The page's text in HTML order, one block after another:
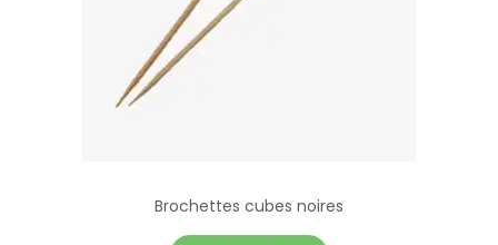
Brochettes cubes noires